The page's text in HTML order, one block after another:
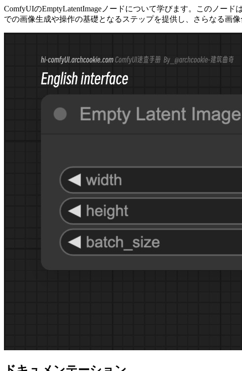
ComfyUIのEmptyLatentImageノードについて学びます。このノー
での画像生成や操作の基礎となるステップを提供し、さらなる画